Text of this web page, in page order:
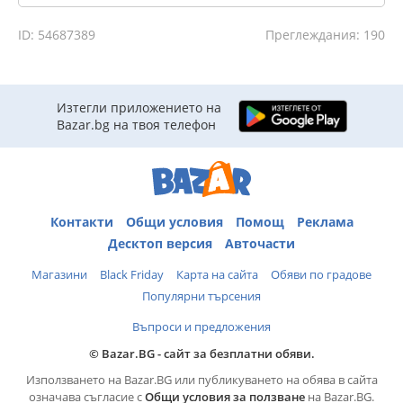
ID: 54687389 Преглеждания: 190
Изтегли приложението на
Bazar.bg на твоя телефон
Контакти Общи условия Помощ
Реклама
Десктоп версия
Авточасти
Магазини Black Friday Карта на сайта
Обяви по градове
Популярни търсения
Въпроси и предложения
© Bazar.BG - сайт за безплатни обяви.
Използването на Bazar.BG или публикуването на обява в сайта
означава съгласие сОбщи условия за ползване на Bazar.BG.